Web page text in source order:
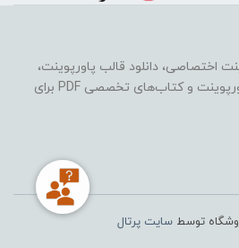
اختصاصی، دانلود قالب پاورپوینت،
پاورپوینت آماده، آموزش پاورپوینت و کتاب‌های تخصصی PDF برای
توسط سایت پرتال